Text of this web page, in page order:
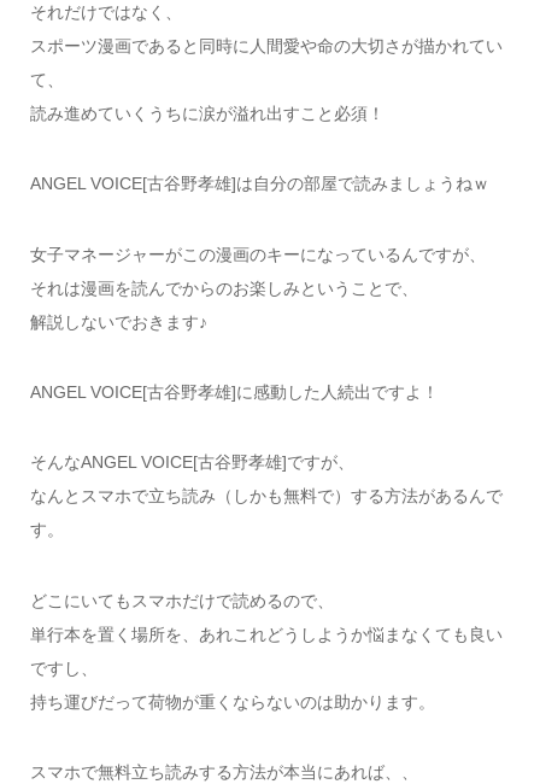
それだけではなく、
スポーツ漫画であると同時に人間愛や命の大切さが描かれてい
て、
読み進めていくうちに涙が溢れ出すこと必須！
ANGEL VOICE[古谷野孝雄]は自分の部屋で読みましょうねｗ
女子マネージャーがこの漫画のキーになっているんですが、
それは漫画を読んでからのお楽しみということで、
解説しないでおきます♪
ANGEL VOICE[古谷野孝雄]に感動した人続出ですよ！
そんなANGEL VOICE[古谷野孝雄]ですが、
なんとスマホで立ち読み（しかも無料で）する方法があるんで
す。
どこにいてもスマホだけで読めるので、
単行本を置く場所を、あれこれどうしようか悩まなくても良い
ですし、
持ち運びだって荷物が重くならないのは助かります。
スマホで無料立ち読みする方法が本当にあれば、、